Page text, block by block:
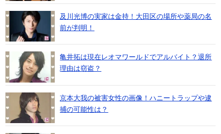
及川光博の実家は金持！大田区の場所や薬局の名
前が判明！
亀井拓は現在レオマワールドでアルバイト？退所
理由は窃盗？
京本大我の被害女性の画像！ハニートラップや逮
捕の可能性は？